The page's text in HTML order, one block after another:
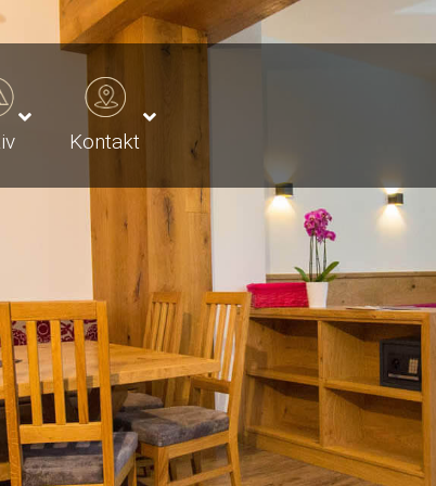
Kontakt